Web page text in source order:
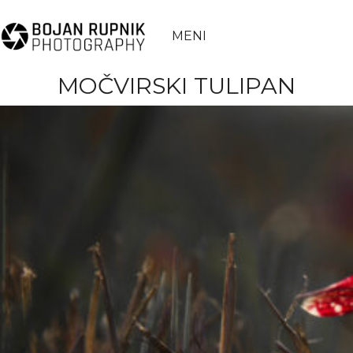
MENI
MOČVIRSKI TULIPAN